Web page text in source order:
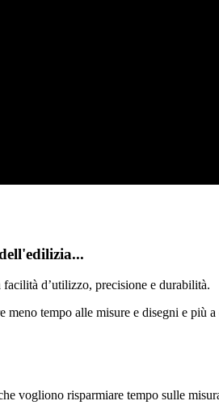
d’utilizzo, precisione e durabilità.
meno tempo alle misure e disegni e più
vogliono risparmiare tempo sulle